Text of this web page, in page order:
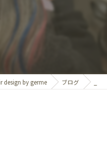
design by germe ブログ